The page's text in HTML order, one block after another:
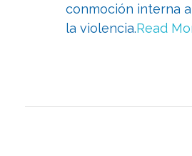
conmoción interna
la violencia.Read